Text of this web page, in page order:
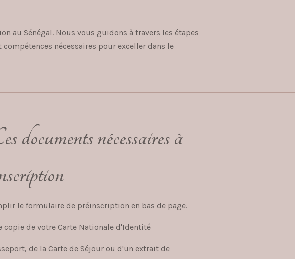
au Sénégal. Nous vous guidons à travers les étapes
nécessaires pour exceller dans le
documents nécessaires à
le formulaire de préinscription en bas de page.
copie de votre Carte Nationale d'Identité
de la Carte de Séjour ou d'un extrait de